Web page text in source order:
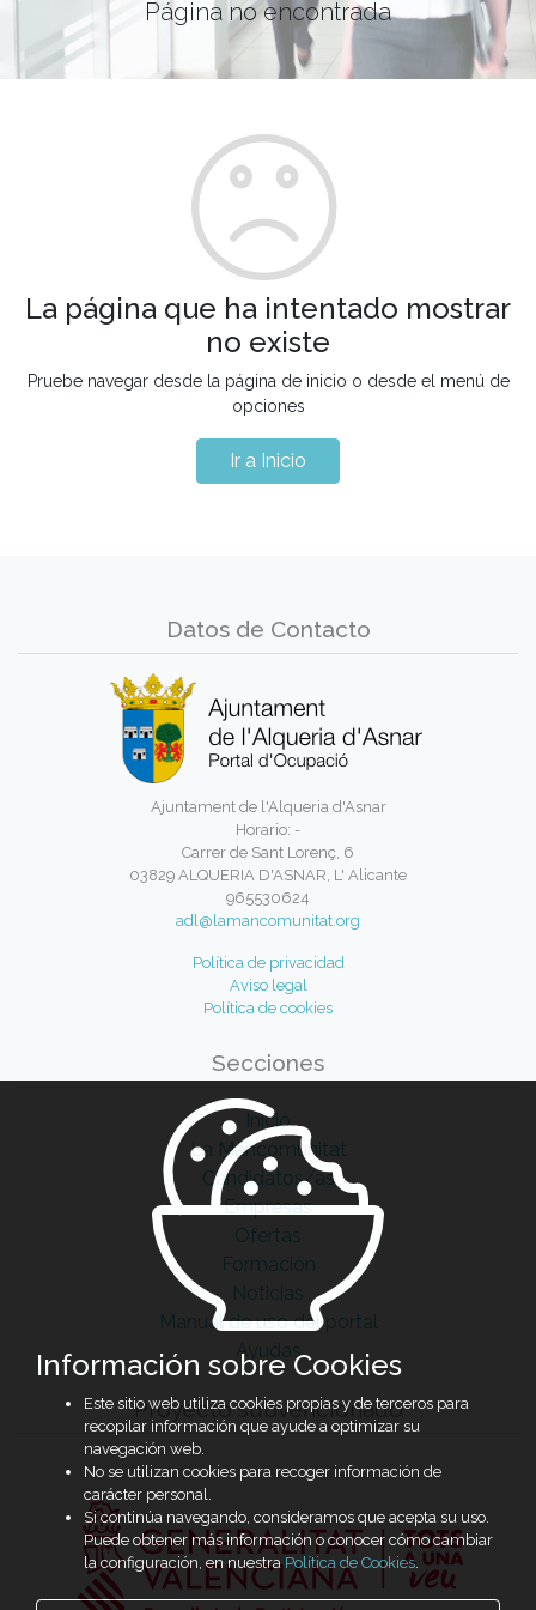
Página no encontrada
La página que ha intentado mostrar
no existe
Pruebe navegar desde la página de inicio o desde el menú de
opciones
Ir a Inicio
Datos de Contacto
Ajuntament de l'Alqueria d'Asnar
Horario: -
Carrer de Sant Lorenç, 6
03829 ALQUERIA D'ASNAR, L' Alicante
965530624
adl@lamancomunitat.org
Política de privacidad
Aviso legal
Política de cookies
Secciones
Inicio
La Mancomunitat
Candidatos/as
Empresas
Ofertas
Formación
Noticias
Manual de uso del portal
Ayudas
Proyecto subvencionado
Información sobre Cookies
Este sitio web utiliza cookies propias y de terceros para
recopilar información que ayude a optimizar su
navegación web.
No se utilizan cookies para recoger información de
carácter personal.
Si continúa navegando, consideramos que acepta su uso.
Puede obtener más información o conocer cómo cambiar
la configuración, en nuestra Política de Cookies.